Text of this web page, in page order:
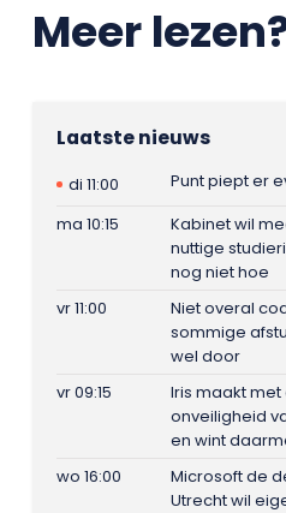
Meer
Laatste nieuws
di 11:00
Punt piept er
ma 10:15
Kabinet wil
nuttige
nog niet hoe
vr 11:00
Niet overal
sommige
wel door
vr 09:15
Iris maakt
onveiligheid
en wint
wo 16:00
Microsoft de
Utrecht wil